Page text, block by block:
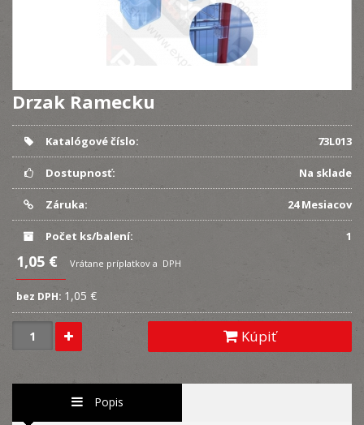
Drzak Ramecku
Katalógové číslo: 73L013
Dostupnosť: Na sklade
Záruka: 24 Mesiacov
Počet ks/balení: 1
1,05 € Vrátane príplatkov a DPH
bez DPH: 1,05 €
Kúpiť
Popis